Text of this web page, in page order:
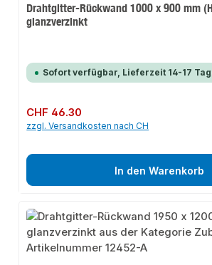
Drahtgitter-Rückwand 1000 x 900 mm
glanzverzinkt
Sofort verfügbar, Lieferzeit 14-17
Regulärer Preis:
CHF 46.30
zzgl. Versandkosten nach CH
In den Warenkorb